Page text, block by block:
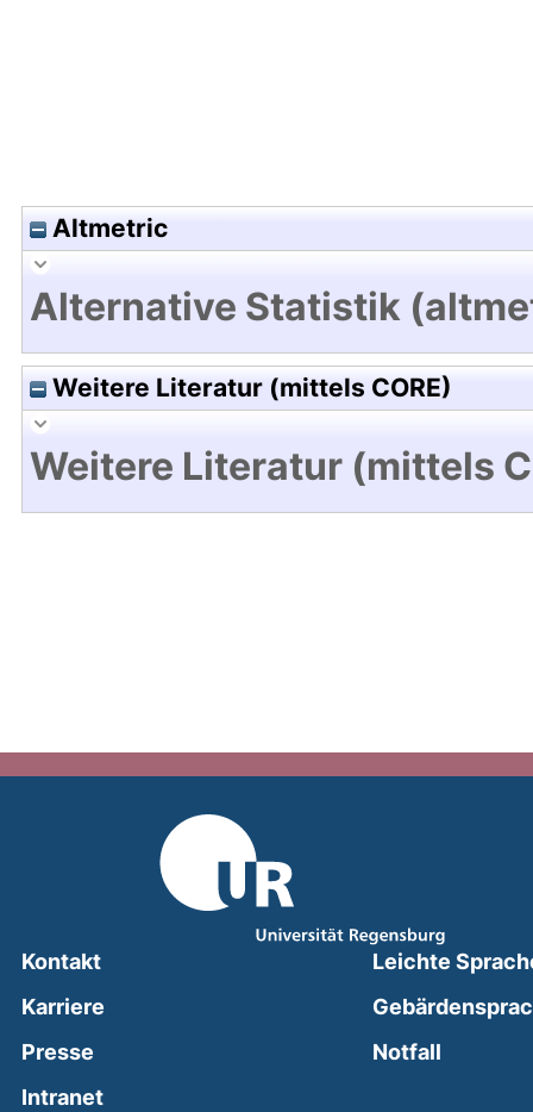
Altmetric
Alternative Statistik
Weitere Literatur (mittels CORE)
Weitere Literatur (mittels
Kontakt
Karriere
Presse
Intranet(external link, opens in a new window)
Leichte
Notfall